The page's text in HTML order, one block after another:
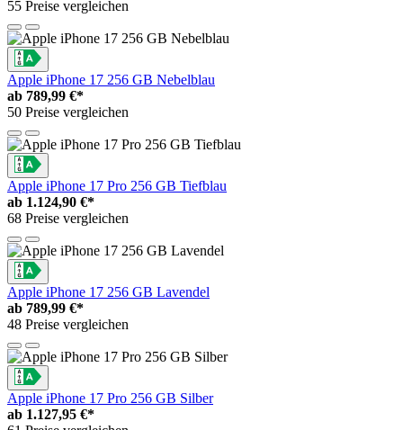
55 Preise vergleichen
Apple iPhone 17 256 GB Nebelblau
ab 789,99 €*
50 Preise vergleichen
Apple iPhone 17 Pro 256 GB Tiefblau
ab 1.124,90 €*
68 Preise vergleichen
Apple iPhone 17 256 GB Lavendel
ab 789,99 €*
48 Preise vergleichen
Apple iPhone 17 Pro 256 GB Silber
ab 1.127,95 €*